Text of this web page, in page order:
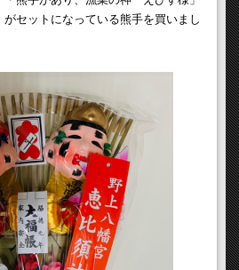
セットになっている熊手を買いまし